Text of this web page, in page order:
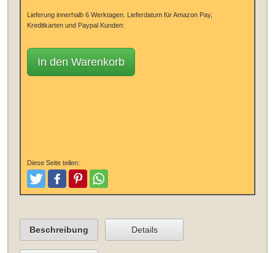
Lieferung innerhalb 6 Werktagen. Lieferdatum für Amazon Pay,
Kreditkarten und Paypal Kunden:
In den Warenkorb
Diese Seite teilen:
TweetenPostenPinterestTeilen
Beschreibung Details